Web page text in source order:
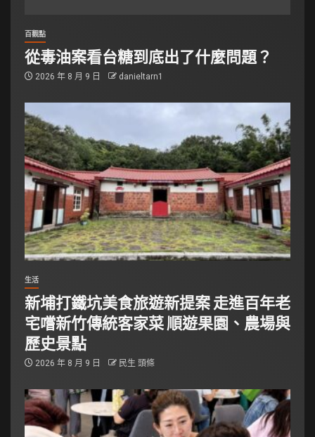
百觀點
從毒油案看台糖到底出了什麼問題？
2026 年 8 月 9 日 danieltarn1
生活
新埔打鐵坑美食旅遊新提案 走進百年老
宅嚐新竹傳統客家菜 順遊果園、農場與
歷史景點
2026 年 8 月 9 日 民生 頭條